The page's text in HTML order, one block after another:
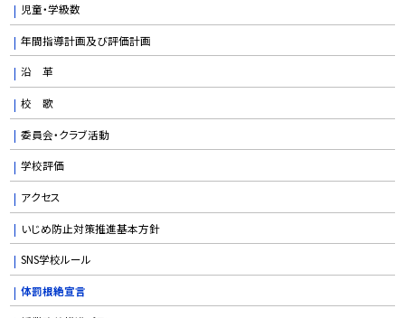
児童・学級数
年間指導計画及び評価計画
沿 革
校 歌
委員会・クラブ活動
学校評価
アクセス
いじめ防止対策推進基本方針
SNS学校ルール
体罰根絶宣言